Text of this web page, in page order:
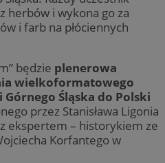
herbów i wykona go za
i farb na płóciennych
będzie plenerowa
wielkoformatowego
Górnego Śląska do Polski
przez Stanisława Ligonia
ekspertem – historykiem ze
Korfantego w